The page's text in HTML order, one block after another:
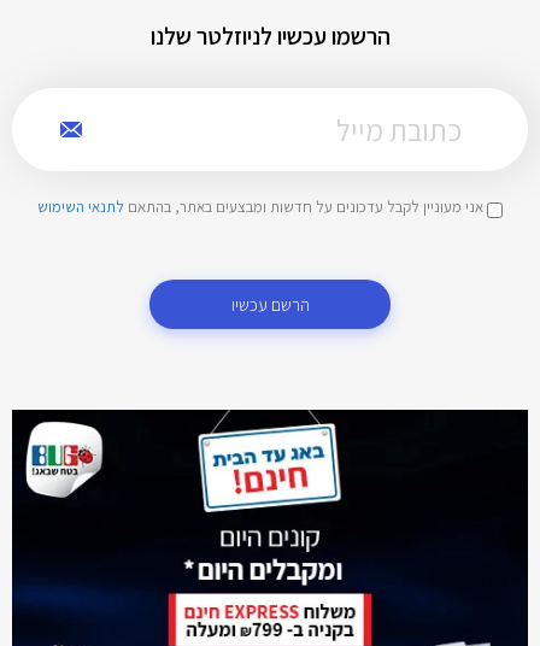
הרשמו עכשיו לניוזלטר שלנו
אני מעוניין לקבל עדכונים על חדשות ומבצעים באתר, בהתאם לתנאי השימוש
הרשם עכשיו